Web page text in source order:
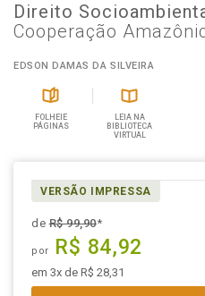
Direito
Cooperação
EDSON DAMAS DA SILVEIRA
FOLHEIE
PÁGINAS
LEIA NA
BIBLIOTECA
VIRTUAL
VERSÃO IMPRESSA
deR$ 99,90*
por R$ 84,92
em 3x de R$ 28,31